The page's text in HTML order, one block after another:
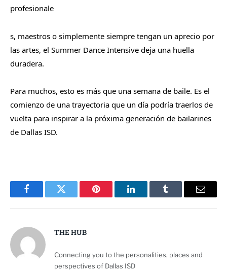
profesionale
s, maestros o simplemente siempre tengan un aprecio por
las artes, el Summer Dance Intensive deja una huella
duradera.
Para muchos, esto es más que una semana de baile. Es el
comienzo de una trayectoria que un día podría traerlos de
vuelta para inspirar a la próxima generación de bailarines
de Dallas ISD.
FacebookTwitter Pinterest LinkedInTumblr Email
THE HUB
Connecting you to the personalities, places and
perspectives of Dallas ISD